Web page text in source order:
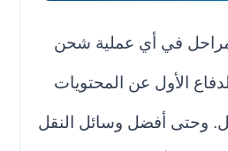
في أي عملية شحن
الأول عن المحتويات
وحتى أفضل وسائل النقل